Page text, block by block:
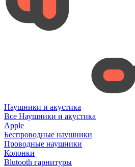
Наушники и акустика
Все Наушники и акустика
Apple
Беспроводные наушники
Проводные наушники
Колонки
Blutooth гарнитуры